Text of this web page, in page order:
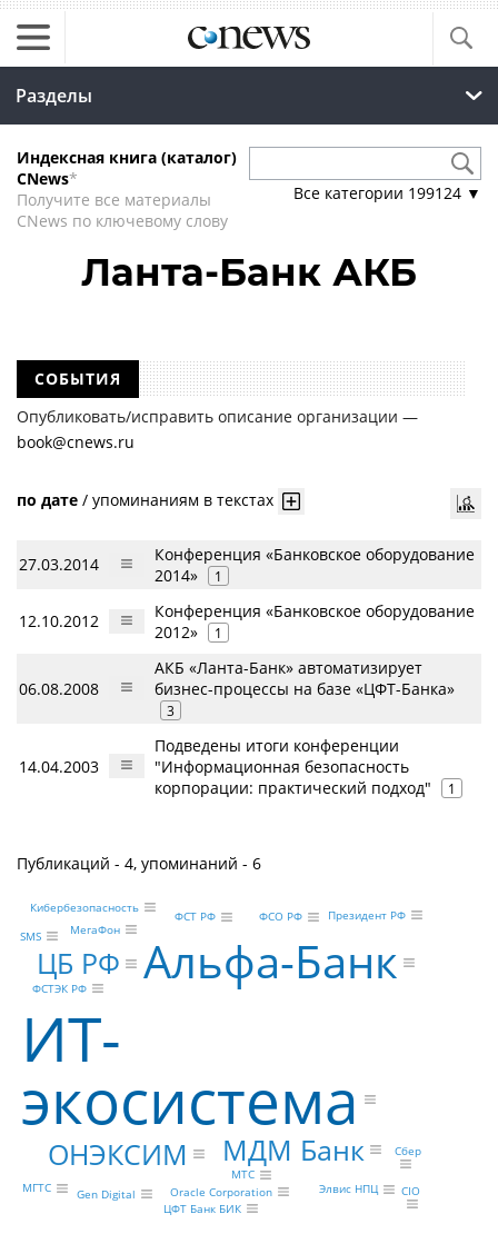
Разделы
Индексная книга (каталог)
CNews*
Получите все материалы
CNews по ключевому слову
Все категории 199124 ▼
Ланта-Банк АКБ
СОБЫТИЯ
Опубликовать/исправить описание организации —
book@cnews.ru
по дате / упоминаниям в текстах
27.03.2014
Конференция «Банковское оборудование
2014»
1
12.10.2012
Конференция «Банковское оборудование
2012»
1
06.08.2008
АКБ «Ланта-Банк» автоматизирует
бизнес-процессы на базе «ЦФТ-Банка»
3
14.04.2003
Подведены итоги конференции
"Информационная безопасность
корпорации: практический подход"
1
Публикаций - 4, упоминаний - 6
ИТ-
экосистема
Альфа-Банк
ОНЭКСИМ МДМ Банк
ЦБ РФ
МегаФон
МТС
МГТС
Gen Digital Oracle Corporation Элвис НПЦ
Сбер
ФСТЭК РФ
Президент РФ
ФСО РФ
ФСТ РФ
SMS
Кибербезопасность
ЦФТ Банк БИК
CIO